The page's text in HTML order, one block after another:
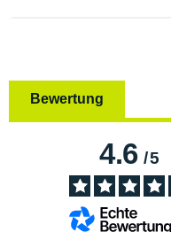
Bewertung
4.6/5